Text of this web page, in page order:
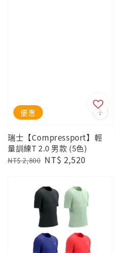
優惠
瑞士【Compressport】輕
量訓練T 2.0 男款 (5色)
Regular
NT$ 2,800 Sale
NT$ 2,520